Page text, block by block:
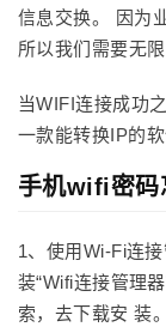
信息交换。 因为
所以我们需要无
当WIFI连接成功
一款能转换IP的
手机wifi密码
1、使用Wi-Fi连
装“Wifi连接管理
索，去下载安 装